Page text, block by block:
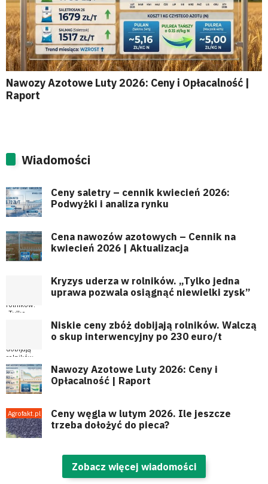
Nawozy Azotowe Luty 2026: Ceny i Opłacalność |
Raport
Wiadomości
Ceny saletry – cennik kwiecień 2026:
Podwyżki i analiza rynku
Cena nawozów azotowych – Cennik na
kwiecień 2026 | Aktualizacja
Kryzys uderza w rolników. „Tylko jedna
uprawa pozwala osiągnąć niewielki zysk”
Niskie ceny zbóż dobijają rolników. Walczą
o skup interwencyjny po 230 euro/t
Nawozy Azotowe Luty 2026: Ceny i
Opłacalność | Raport
Ceny węgla w lutym 2026. Ile jeszcze
trzeba dołożyć do pieca?
Zobacz więcej wiadomości